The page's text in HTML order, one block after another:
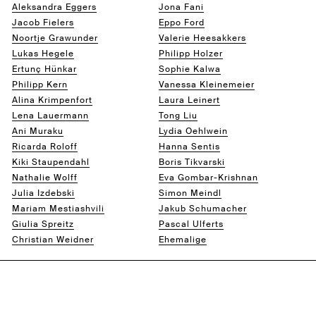
Aleksandra Eggers
Jona Fani
Jacob Fielers
Eppo Ford
Noortje Grawunder
Valerie Heesakkers
Lukas Hegele
Philipp Holzer
Ertunç Hünkar
Sophie Kalwa
Philipp Kern
Vanessa Kleinemeier
Alina Krimpenfort
Laura Leinert
Lena Lauermann
Tong Liu
Ani Muraku
Lydia Oehlwein
Ricarda Roloff
Hanna Sentis
Kiki Staupendahl
Boris Tikvarski
Nathalie Wolff
Eva Gombar-Krishnan
Julia Izdebski
Simon Meindl
Mariam Mestiashvili
Jakub Schumacher
Giulia Spreitz
Pascal Ulferts
Christian Weidner
Ehemalige